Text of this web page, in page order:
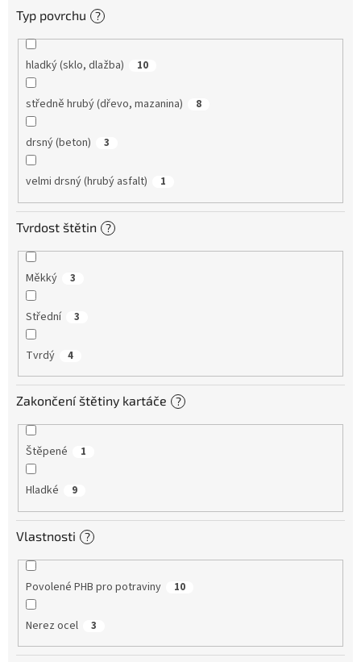
Typ povrchu ?
hladký (sklo, dlažba) 10
středně hrubý (dřevo, mazanina) 8
drsný (beton) 3
velmi drsný (hrubý asfalt) 1
Tvrdost štětin ?
Měkký 3
Střední 3
Tvrdý 4
Zakončení štětiny kartáče ?
Štěpené 1
Hladké 9
Vlastnosti ?
Povolené PHB pro potraviny 10
Nerez ocel 3